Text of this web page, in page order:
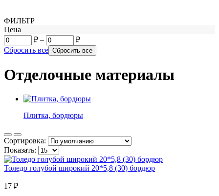
ФИЛЬТР
Цена
₽ –
₽
Сбросить все
Отделочные материалы
Плитка, бордюры
Сортировка:
Показать:
Толедо голубой широкий 20*5,8 (30) бордюр
17 ₽